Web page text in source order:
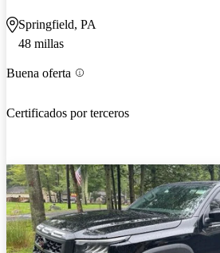
Springfield, PA
48 millas
Buena oferta
Certificados por terceros